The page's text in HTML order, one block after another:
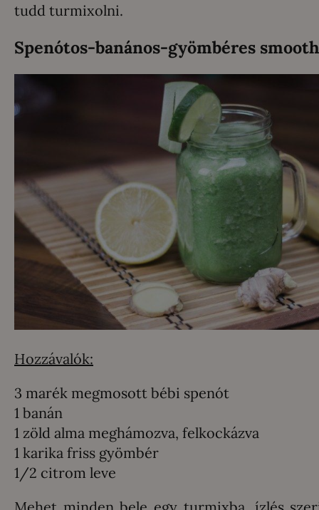
tudd turmixolni.
Spenótos-banános-gyömbéres
Hozzávalók:
3 marék megmosott bébi spenót
1 banán
1 zöld alma meghámozva, felkockázva
1 karika friss gyömbér
1/2 citrom leve